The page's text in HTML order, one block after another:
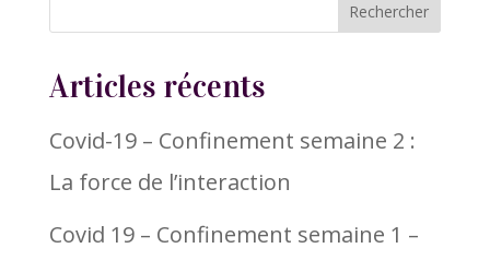
Articles récents
Covid-19 – Confinement semaine 2 :
La force de l’interaction
Covid 19 – Confinement semaine 1 –